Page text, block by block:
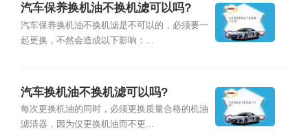
汽车保养换机油不换机滤可以吗?
汽车保养换机油不换机滤是不可以的，必须要一
起更换，不然会造成以下影响：...
汽车换机油不换机滤可以吗?
每次更换机油的同时，必须更换质量合格的机油
滤清器，因为仅更换机油而不更...